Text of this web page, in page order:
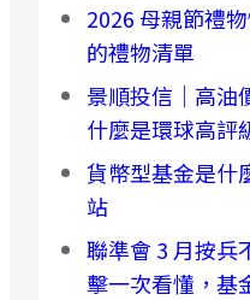
2026 母親節禮
的禮物清單
景順投信｜高油
什麼是環球高評
貨幣型基金是什
站
聯準會 3 月按兵
擊一次看懂，基